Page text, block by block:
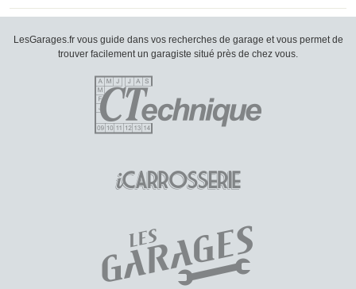
LesGarages.fr vous guide dans vos recherches de garage et vous permet de
trouver facilement un garagiste situé près de chez vous.